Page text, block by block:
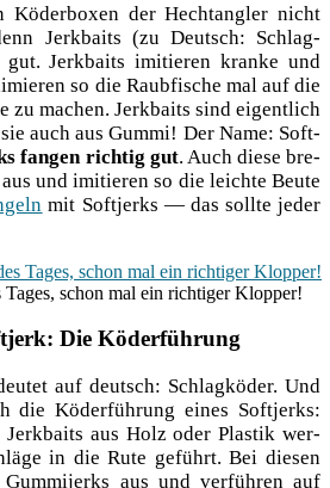
Köder­bo­xen der Hecht­ang­ler nicht
Jerk­baits (zu Deutsch: Schlag-
Jerk­baits imi­tie­ren kran­ke und
so die Raub­fi­sche mal auf die
zu machen. Jerk­baits sind eigent­lich
auch aus Gum­mi! Der Name: Soft­
fan­gen rich­tig gut. Auch die­se bre­
und imi­tie­ren so die leich­te Beu­te
mit Soft­jerks — das soll­te jeder
Tages, schon mal ein rich­ti­ger Klopper!
Die Köderführung
auf deutsch: Schlag­kö­der. Und
die Köder­füh­rung eines Soft­jerks:
aus Holz oder Plas­tik wer­
in die Rute geführt. Bei die­sen
Gum­mi­jerks aus und ver­füh­ren auf